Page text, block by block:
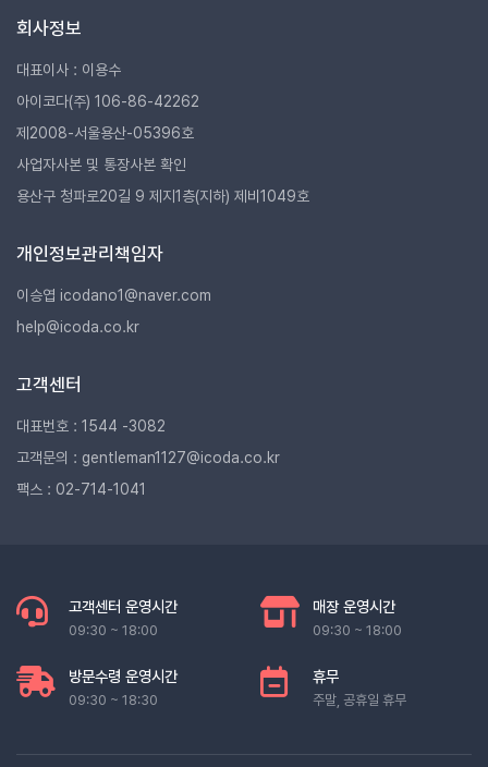
회사정보
대표이사 : 이용수
아이코다(주) 106-86-42262
제2008-서울용산-05396호
사업자사본 및 통장사본 확인
용산구 청파로20길 9 제지1층(지하) 제비1049호
개인정보관리책임자
이승엽 icodano1@naver.com
help@icoda.co.kr
고객센터
대표번호 : 1544 -3082
고객문의 : gentleman1127@icoda.co.kr
팩스 : 02-714-1041
고객센터 운영시간
09:30 ~ 18:00
매장 운영시간
09:30 ~ 18:00
방문수령 운영시간
09:30 ~ 18:30
휴무
주말, 공휴일 휴무